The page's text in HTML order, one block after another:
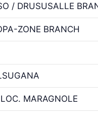
/ DRUSUSALLE
ZONE BRANCH
MARAGNOLE